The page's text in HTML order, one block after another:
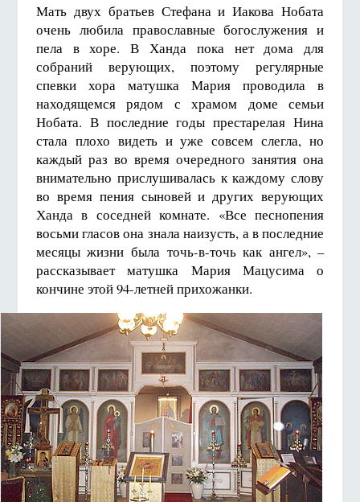
Мать двух братьев Стефана и Иакова Нобата
очень любила православные богослужения и
пела в хоре. В Ханда пока нет дома для
собраний верующих, поэтому регулярные
спевки хора матушка Мария проводила в
находящемся рядом с храмом доме семьи
Нобата. В последние годы престарелая Нина
стала плохо видеть и уже совсем слегла, но
каждый раз во время очередного занятия она
внимательно прислушивалась к каждому слову
во время пения сыновей и других верующих
Ханда в соседней комнате. «Все песнопения
восьми гласов она знала наизусть, а в последние
месяцы жизни была точь-в-точь как ангел», –
рассказывает матушка Мария Мацусима о
кончине этой 94-летней прихожанки.